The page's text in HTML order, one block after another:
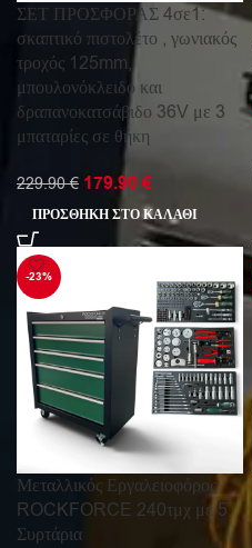
ΣΕΤ ΠΡΟΣΦΟΡΑΣ 4σε1:
σκαπτικό πιστολέτο , γωνιακός
τροχός 125mm,
μπουλονόκλειδο και
δραπανοκατσάβιδο 36V με 3
μπαταρίες σε θήκη
229.90€ 179.90 €
ΠΡΟΣΘΉΚΗ ΣΤΟ ΚΑΛΆΘΙ
-23%
Μεταλλικός Εργαλειοφόρος
ROCKFORCE 240τμχ με 5
Συρτάρια